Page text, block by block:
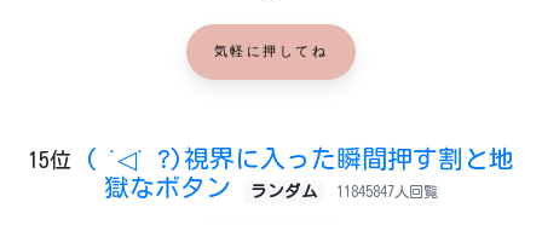
気軽に押してね
15位
( ˙◁˙ ?)視界に入った瞬間押す割と地
獄なボタン
ランダム 11845847人回覧